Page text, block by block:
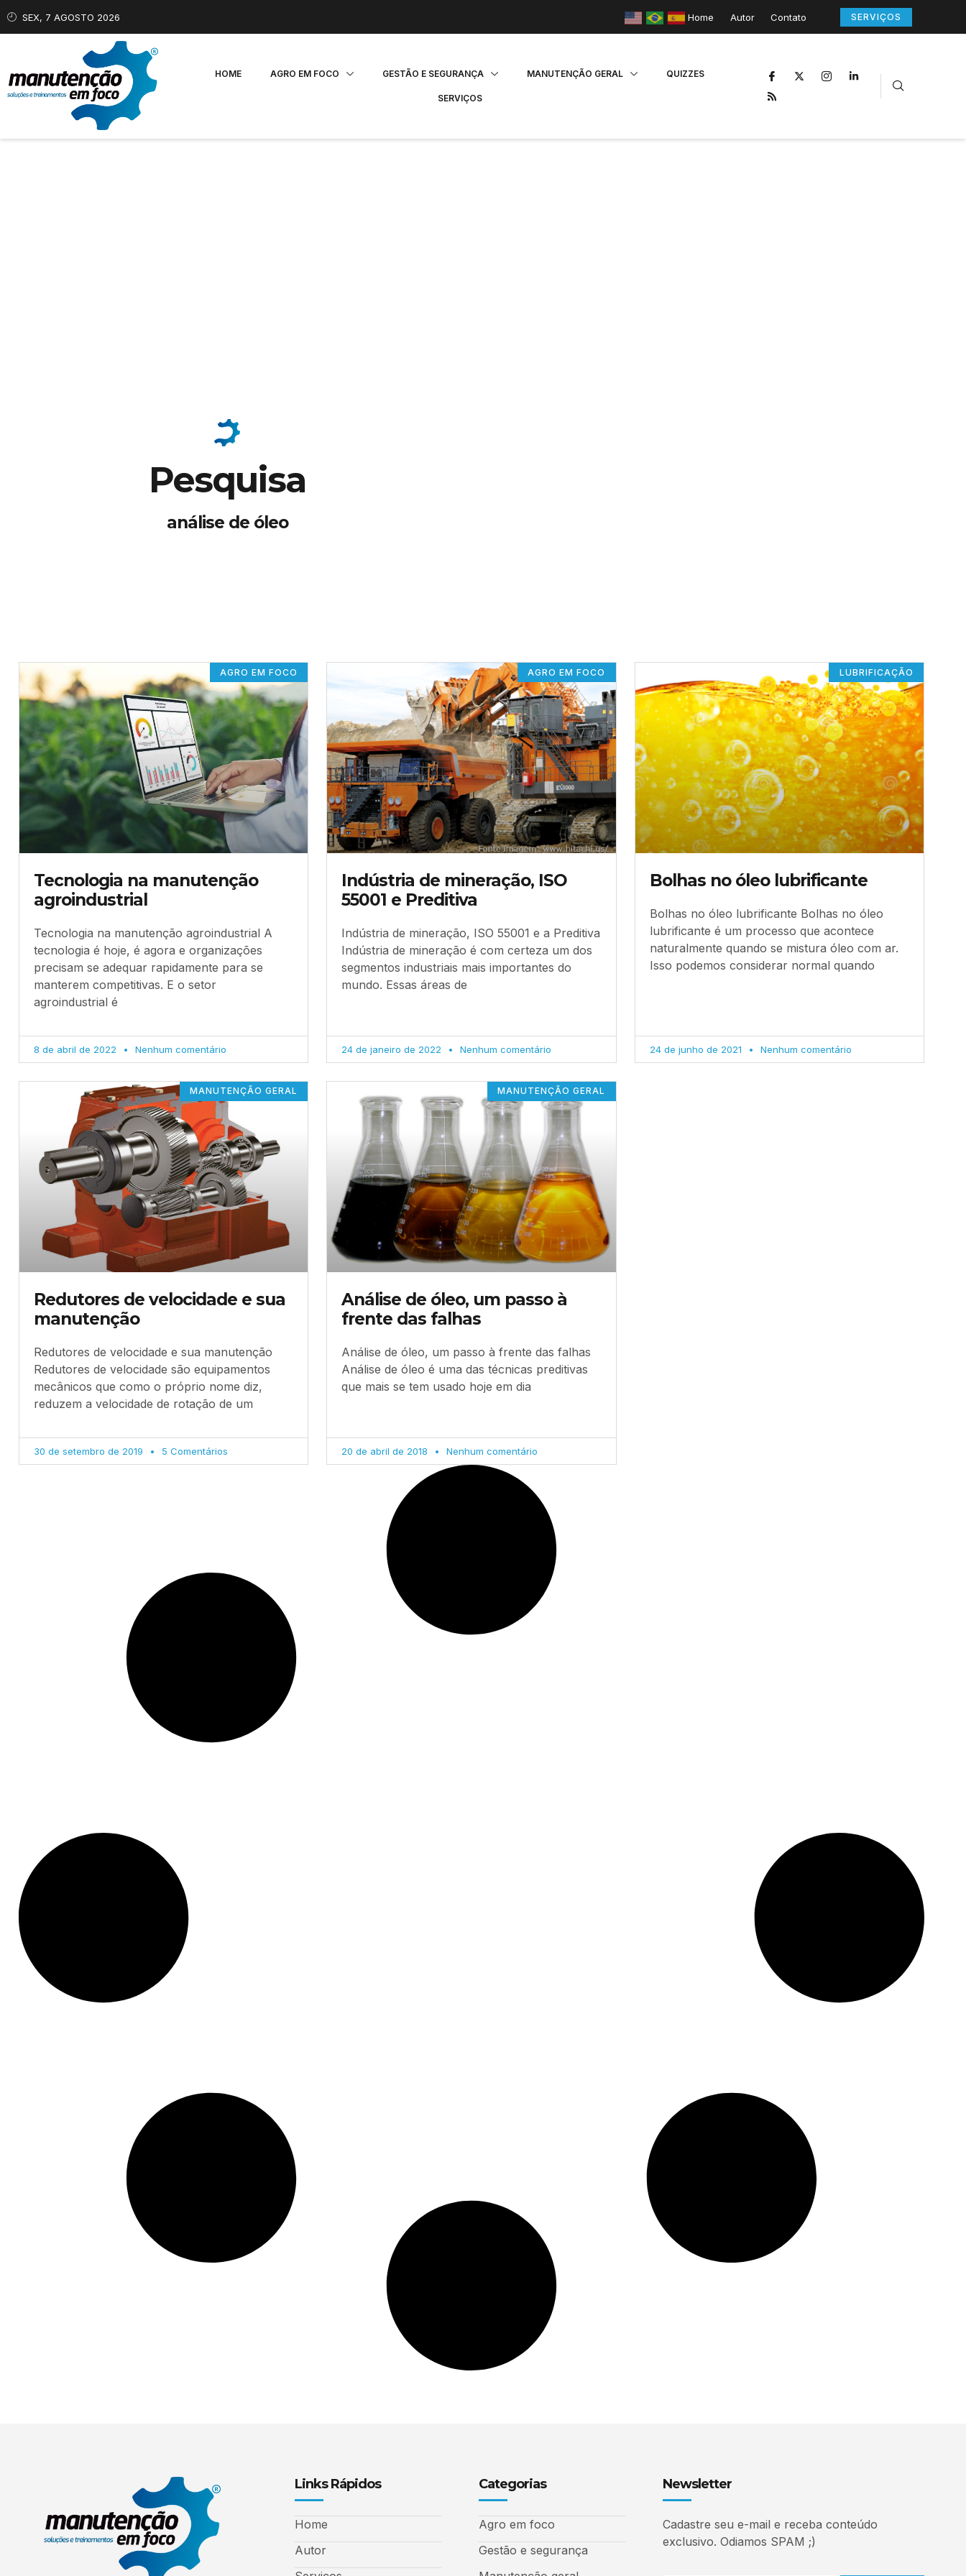
SEX, 7 AGOSTO 2026 Home Autor Contato SERVIÇOS
HOME AGRO EM FOCO GESTÃO E SEGURANÇA MANUTENÇÃO GERAL QUIZZES
SERVIÇOS
Pesquisa
análise de óleo
AGRO EM FOCO
Tecnologia na manutenção
agroindustrial
Tecnologia na manutenção agroindustrial A
tecnologia é hoje, é agora e organizações
precisam se adequar rapidamente para se
manterem competitivas. E o setor
agroindustrial é
8 de abril de 2022 Nenhum comentário
AGRO EM FOCO
Indústria de mineração, ISO
55001 e Preditiva
Indústria de mineração, ISO 55001 e a Preditiva
Indústria de mineração é com certeza um dos
segmentos industriais mais importantes do
mundo. Essas áreas de
24 de janeiro de 2022 Nenhum comentário
LUBRIFICAÇÃO
Bolhas no óleo lubrificante
Bolhas no óleo lubrificante Bolhas no óleo
lubrificante é um processo que acontece
naturalmente quando se mistura óleo com ar.
Isso podemos considerar normal quando
24 de junho de 2021 Nenhum comentário
MANUTENÇÃO GERAL
Redutores de velocidade e sua
manutenção
Redutores de velocidade e sua manutenção
Redutores de velocidade são equipamentos
mecânicos que como o próprio nome diz,
reduzem a velocidade de rotação de um
30 de setembro de 2019 5 Comentários
MANUTENÇÃO GERAL
Análise de óleo, um passo à
frente das falhas
Análise de óleo, um passo à frente das falhas
Análise de óleo é uma das técnicas preditivas
que mais se tem usado hoje em dia
20 de abril de 2018 Nenhum comentário
Links Rápidos
Home
Autor
Categorias
Agro em foco
Gestão e segurança
Newsletter
Cadastre seu e-mail e receba conteúdo
exclusivo. Odiamos SPAM ;)